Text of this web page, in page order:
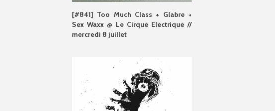
[#841] Too Much Class + Glabre +
Sex Waxx @ Le Cirque Electrique //
mercredi 8 juillet